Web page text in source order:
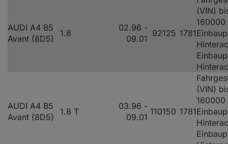
AUDI A4 B5
Avant (8D5)
1.8
02.96 -
09.01
92125 1781
(VIN)
160000
AUDI A4 B5
Avant (8D5)
1.8 T
03.96 -
09.01
110150 1781
(VIN)
160000